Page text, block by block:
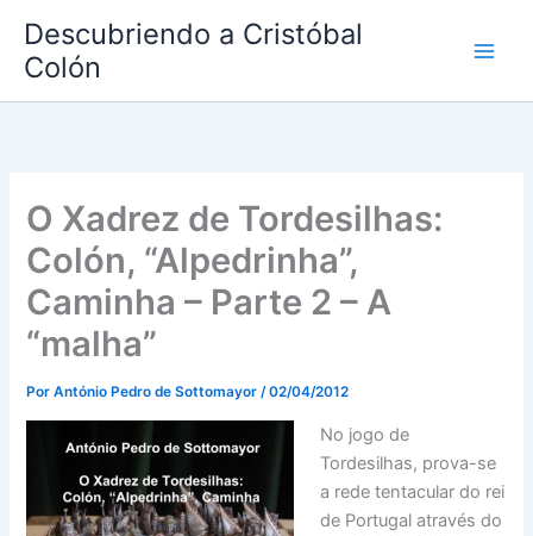
contenido
Descubriendo a Cristóbal
Colón
O Xadrez de Tordesilhas:
Colón, “Alpedrinha”,
Caminha – Parte 2 – A
“malha”
PorAntónio Pedro de Sottomayor/02/04/2012
No jogo de
Tordesilhas, prova-se
a rede tentacular do rei
de Portugal através do